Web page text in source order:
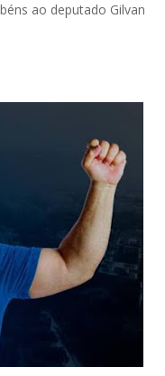
ao deputado Gilvan